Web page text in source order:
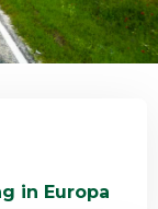
in Europa